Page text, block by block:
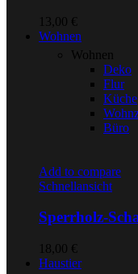
13,00 €
Wohnen
Wohnen
Deko
Flur
Küche
Büro
Add to compare
Schnellansicht
Sperrholz-
18,00 €
Haustier